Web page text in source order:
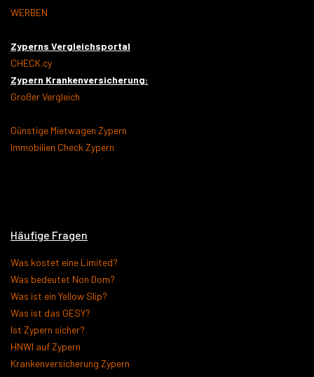
WERBEN
Zyperns Vergleichsportal
CHECK.cy
Zypern Krankenversicherung:
Großer Vergleich
Günstige Mietwagen Zypern
Immobilien Check Zypern
Häufige Fragen
Was kostet eine Limited?
Was bedeutet Non Dom?
Was ist ein Yellow Slip?
Was ist das GESY?
Ist Zypern sicher?
HNWI auf Zypern
Krankenversicherung Zypern